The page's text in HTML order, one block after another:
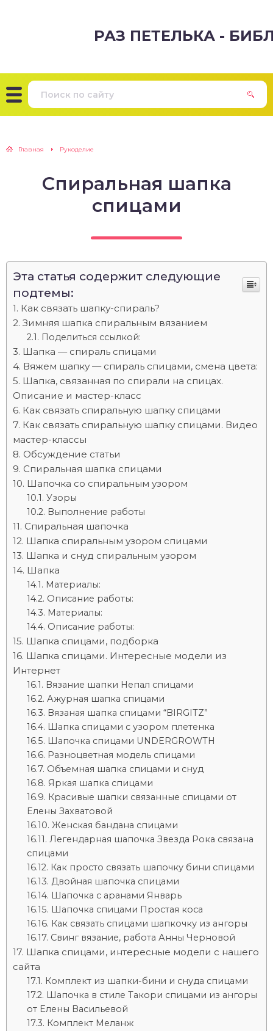
РАЗ ПЕТЕЛЬКА -
Главная Рукоделие
Спиральная шапка
спицами
Эта статья содержит следующие
подтемы:
Как связать шапку-спираль?
Зимняя шапка спиральным вязанием
Поделиться ссылкой:
Шапка — спираль спицами
Вяжем шапку — спираль спицами, смена цвета:
Шапка, связанная по спирали на спицах.
Описание и мастер-класс
Как связать спиральную шапку спицами
Как связать спиральную шапку спицами. Видео
мастер-классы
Обсуждение статьи
Спиральная шапка спицами
Шапочка со спиральным узором
Узоры
Выполнение работы
Спиральная шапочка
Шапка спиральным узором спицами
Шапка и снуд спиральным узором
Шапка
Материалы:
Описание работы:
Материалы:
Описание работы:
Шапка спицами, подборка
Шапка спицами. Интересные модели из
Интернет
Вязание шапки Непал спицами
Ажурная шапка спицами
Вязаная шапка спицами “BIRGITZ”
Шапка спицами с узором плетенка
Шапочка спицами UNDERGROWTH
Разноцветная модель спицами
Объемная шапка спицами и снуд
Яркая шапка спицами
Красивые шапки связанные спицами от
Елены Захватовой
Женская бандана спицами
Легендарная шапочка Звезда Рока связана
спицами
Как просто связать шапочку бини спицами
Двойная шапочка спицами
Шапочка с аранами Январь
Шапочка спицами Простая коса
Как связать спицами шапкочку из ангоры
Свинг вязание, работа Анны Черновой
Шапка спицами, интересные модели с нашего
сайта
Комплект из шапки-бини и снуда спицами
Шапочка в стиле Такори спицами из ангоры
от Елены Васильевой
Комплект Меланж